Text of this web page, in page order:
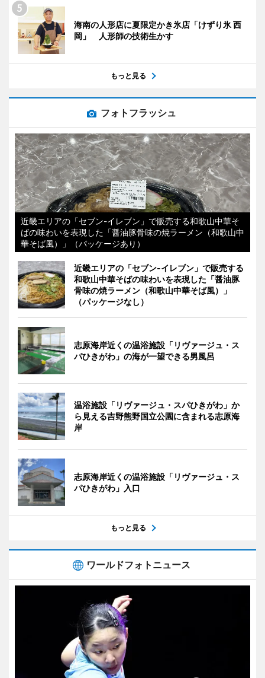
海南の人形店に夏限定かき氷店「けずり氷 西
岡」 人形師の技術生かす
もっと見る
フォトフラッシュ
近畿エリアの「セブン-イレブン」で販売する和歌山中華そ
ばの味わいを表現した「醤油豚骨味の焼ラーメン（和歌山中
華そば風）」（パッケージあり）
近畿エリアの「セブン-イレブン」で販売する
和歌山中華そばの味わいを表現した「醤油豚
骨味の焼ラーメン（和歌山中華そば風）」
（パッケージなし）
志原海岸近くの温浴施設「リヴァージュ・ス
パひきがわ」の海が一望できる男風呂
温浴施設「リヴァージュ・スパひきがわ」か
ら見える吉野熊野国立公園に含まれる志原海
岸
志原海岸近くの温浴施設「リヴァージュ・ス
パひきがわ」入口
もっと見る
ワールドフォトニュース